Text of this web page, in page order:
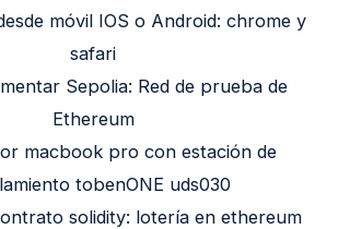
móvil IOS o Android: chrome y
safari
Sepolia: Red de prueba de
Ethereum
macbook pro con estación de
tobenONE uds030
solidity: lotería en ethereum